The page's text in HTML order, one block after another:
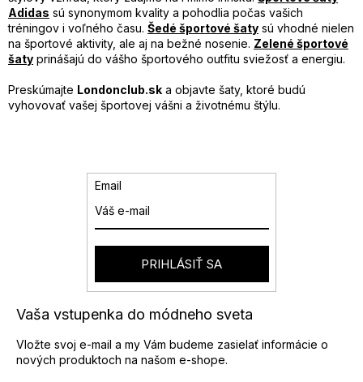
p
r
v
k
v
ý
a
n
i
e
Adidas sú synonymom kvality a pohodlia počas vašich
tréningov i voľného času. Šedé športové šaty sú vhodné nielen
na športové aktivity, ale aj na bežné nosenie. Zelené športové
šaty prinášajú do vášho športového outfitu sviežosť a energiu.
Preskúmajte Londonclub.sk a objavte šaty, ktoré budú
vyhovovať vašej športovej vášni a životnému štýlu.
Vaša vstupenka do módneho sveta
Vložte svoj e-mail a my Vám budeme zasielať informácie o
nových produktoch na našom e-shope.
Email
PRIHLÁSIŤ SA